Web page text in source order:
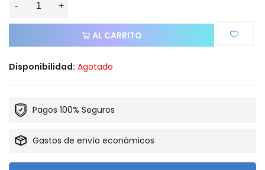
- +
AL CARRITO
Disponibilidad: Agotado
Pagos 100% Seguros
Gastos de envío económicos